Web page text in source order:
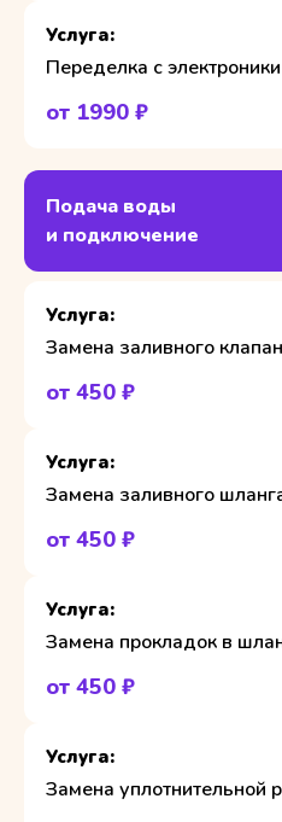
Переделка с
от 1990 ₽
Подача воды
и подключение
Замена заливного
от 450 ₽
Замена заливного
от 450 ₽
Замена прокладок в
от 450 ₽
Замена уплотнительной